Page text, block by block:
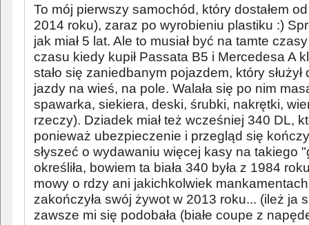
To mój pierwszy samochód, który dostałem
2014 roku), zaraz po wyrobieniu plastiku :)
jak miał 5 lat. Ale to musiał być na tamte
czasu kiedy kupił Passata B5 i Mercedesa A
stało się zaniedbanym pojazdem, który
jazdy na wieś, na pole. Walała się po nim
spawarka, siekiera, deski, śrubki, nakrętki,
rzeczy). Dziadek miał też wcześniej 340 DL,
ponieważ ubezpieczenie i przegląd się
słyszeć o wydawaniu więcej kasy na takiego
określiła, bowiem ta biała 340 była z 1984
mowy o rdzy ani jakichkolwiek
zakończyła swój żywot w 2013 roku... (ileż ja
zawsze mi się podobała (białe coupe z